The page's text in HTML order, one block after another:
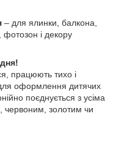
– для ялинки, балкона,
фотозон і декору
працюють тихо і
для оформлення дитячих
поєднується з усіма
червоним, золотим чи